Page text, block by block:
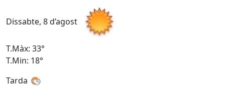
Dissabte, 8 d’agost
T.Màx: 33°
T.Min: 18°
Tarda